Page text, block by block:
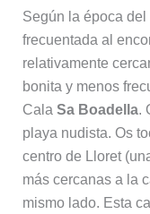
Según la época
frecuentada al
relativamente
bonita y menos
Cala Sa Boadella.
playa nudista. Os
centro de Lloret
más cercanas a la
mismo lado. Esta